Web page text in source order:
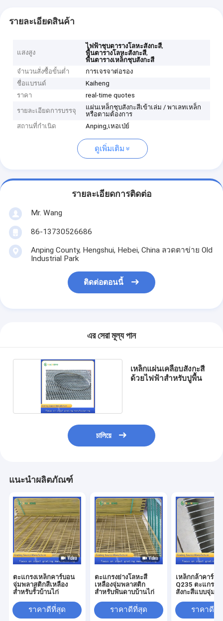
รายละเอียดสินค้า
แสงสูง
ไฟฟ้าชุบตารางโลหะสังกะสี,
พื้นตารางโลหะสังกะสี,
พื้นตารางเหล็กชุบสังกะสี
จำนวนสั่งซื้อขั้นต่ำ
การเจรจาต่อรอง
ชื่อแบรนด์
Kaiheng
ราคา
real-time quotes
รายละเอียดการบรรจุ
แผ่นเหล็กชุบสังกะสีเข้าเล่ม / พาเลทเหล็ก
หรือตามต้องการ
สถานที่กำเนิด
Anping,เหอเป่ย์
ดูเพิ่มเติม
รายละเอียดการติดต่อ
Mr. Wang
86-13730526686
Anping County, Hengshui, Hebei, China ลวดตาข่าย Old
Industrial Park
ติดต่อตอนนี้
এর সেরা মূল্য পান
เหล็กแผ่นเคลือบสังกะสี
ด้วยไฟฟ้าสำหรับปูพื้น
চালিয়ে
แนะนำผลิตภัณฑ์
ตะแกรงเหล็กคาร์บอน
จุ่มพลาสติกสีเหลือง
สำหรับรั้วบ้านไก่
ราคาดีที่สุด
ตะแกรงย่างโลหะสี
เหลืองจุ่มพลาสติก
สำหรับฟันดาบบ้านไก่
ราคาดีที่สุด
เหล็กกล้าคาร์บ
Q235 ตะแกรง
สังกะสีแบบจุ่มร้
ราคาดีที่